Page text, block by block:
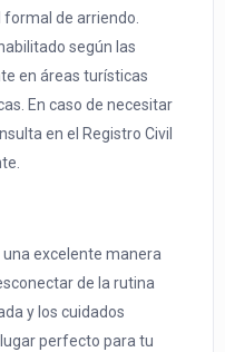
de arriendo.
según las
en áreas turísticas
En caso de necesitar
en el Registro Civil
excelente manera
de la rutina
y los cuidados
perfecto para tu